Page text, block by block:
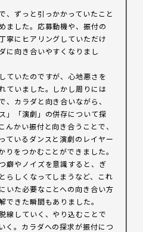
、ずっと引っかかっていたこと
ました。応募動機や、振付の
寧にヒアリングしていただけ
に向き合いやすくなりまし
ていたのですが、心地悪さを
ていました。しかし周りには
、カラダと向き合いながら、
」「演劇」の併存について探
んかい振付と向き合うことで、
ているダンスと演劇のレイヤー
りをつかむことができました。
癖やノイズを意識すると、ぎ
らしくなってしまうなど、これ
いた必要なことへの向き合い方
できた瞬間もありました。
線していく、やり込むことで
く。カラダへの探求が振付につ